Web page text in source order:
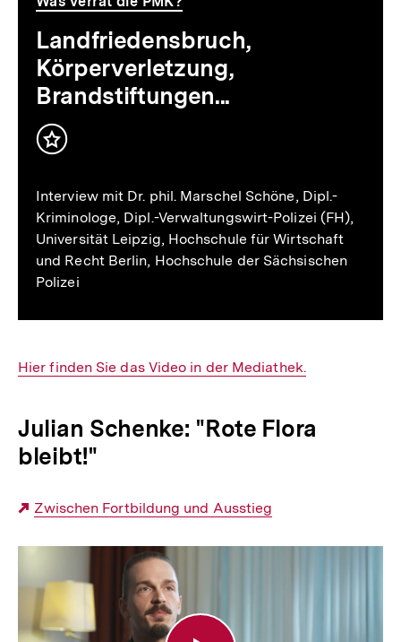
Landfriedensbruch,
Körperverletzung,
Brandstiftungen...
Inhalt
Interview mit Dr. phil. Marschel Schöne, Dipl.-
Kriminologe, Dipl.-Verwaltungswirt-Polizei (FH),
Universität Leipzig, Hochschule für Wirtschaft
und Recht Berlin, Hochschule der Sächsischen
Polizei
Interner
Hier finden Sie das Video in der Mediathek.
Julian Schenke: "Rote Flora
bleibt!"
Externer
Zwischen Fortbildung und Ausstieg
"Rote
Flora
bleibt!"